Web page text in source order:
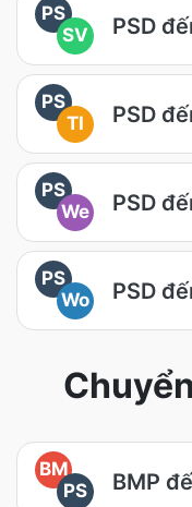
PS
SV
PSD
PS
TI
PSD
PS
We
PSD
PS
Wo
PSD
BM
PS
BMP